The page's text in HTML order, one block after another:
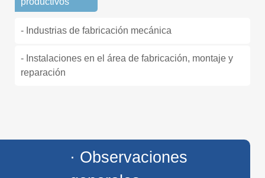
- Industrias de fabricación mecánica
- Instalaciones en el área de fabricación, montaje y
reparación
· Observaciones